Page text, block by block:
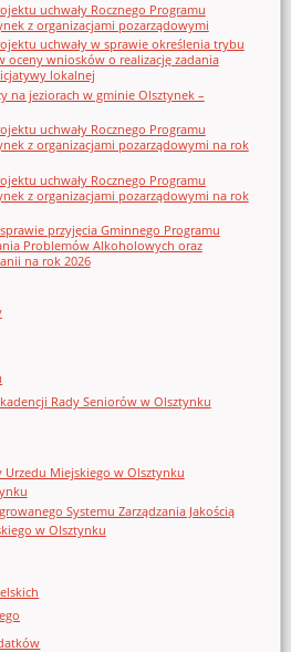
uchwały Rocznego Programu
z organizacjami pozarządowymi
uchwały w sprawie określenia trybu
oceny wniosków o realizację zadania
lokalnej
na jeziorach w gminie Olsztynek –
uchwały Rocznego Programu
z organizacjami pozarządowymi na rok
uchwały Rocznego Programu
z organizacjami pozarządowymi na rok
przyjęcia Gminnego Programu
Problemów Alkoholowych oraz
na rok 2026
Rady Seniorów w Olsztynku
Urzedu Miejskiego w Olsztynku
Systemu Zarządzania Jakością
w Olsztynku